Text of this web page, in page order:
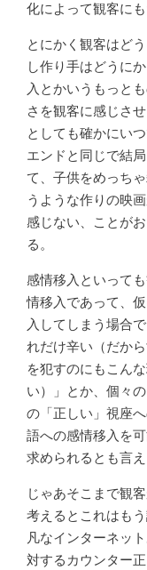
化によって観客に
とにかく観客はど
し作り手はどうに
入とかいうもっと
さを観客に感じさ
としても確かにい
エンドと同じで結
て、子供をめっち
うような作りの映
感じない、ことが
る。
感情移入といって
情移入であって、
入してしまう場合
れだけ辛い（だか
を犯すのにもこん
い）」とか、個々
の「正しい」視座
語への感情移入を
求められるとも言
じゃあそこまで観
考えるとこれはも
凡なインターネッ
対するカウンター